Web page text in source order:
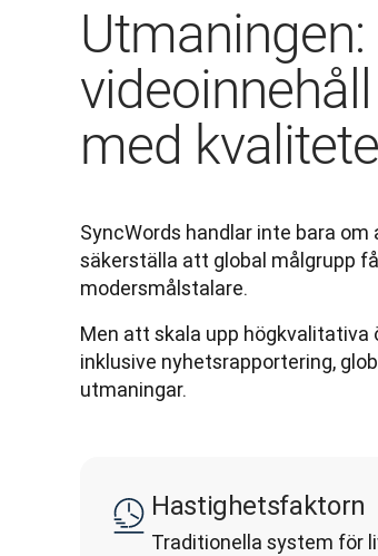
med
SyncWords handlar inte bara
säkerställa att global målgrupp
modersmålstalare.
Men att skala upp
inklusive nyhetsrapportering,
utmaningar.
Hastighetsfaktorn
Traditionella system för